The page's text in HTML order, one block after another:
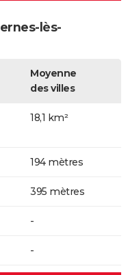
lès-
Moyenne
des villes
18,1 km²
194 mètres
395 mètres
-
-